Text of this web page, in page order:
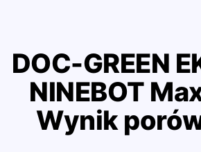
DOC-GREEN
NINEBOT
Wynik